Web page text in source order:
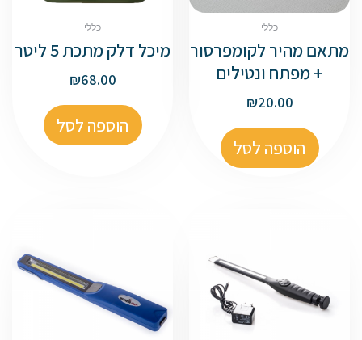
כללי
מתאם מהיר לקומפרסור
+ מפתח ונטילים
₪20.00
הוספה לסל
כללי
מיכל דלק מתכת 5 ליטר
₪68.00
הוספה לסל